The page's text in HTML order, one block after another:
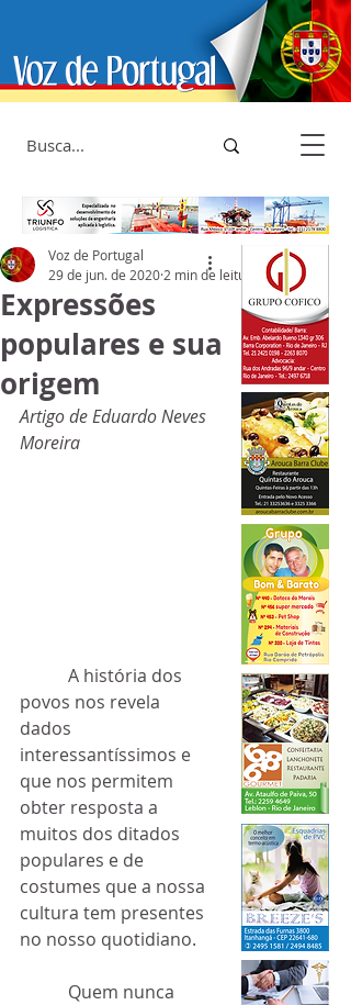
Expressões
populares e sua
origem
Voz de Portugal
29 de jun. de 2020 2 min de leitura
Artigo de Eduardo Neves
Moreira
povos nos revela
dados
interessantíssimos e
que nos permitem
obter resposta a
muitos dos ditados
populares e de
costumes que a nossa
cultura tem presentes
no nosso quotidiano.